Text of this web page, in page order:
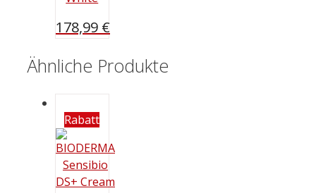
178,99 €
Ähnliche Produkte
Rabatt